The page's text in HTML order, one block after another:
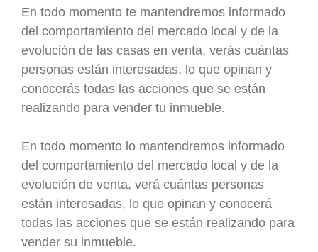
En todo momento te mantendremos informado
del comportamiento del mercado local y de la
evolución de las casas en venta, verás cuántas
personas están interesadas, lo que opinan y
conocerás todas las acciones que se están
realizando para vender tu inmueble.
En todo momento lo mantendremos informado
del comportamiento del mercado local y de la
evolución de venta, verá cuántas personas
están interesadas, lo que opinan y conocerá
todas las acciones que se están realizando para
vender su inmueble.